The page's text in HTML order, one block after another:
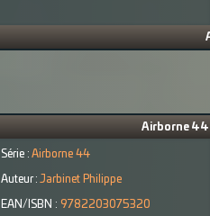
Airborne 44
Série : Airborne 44
Auteur : Jarbinet Philippe
EAN/ISBN : 9782203075320